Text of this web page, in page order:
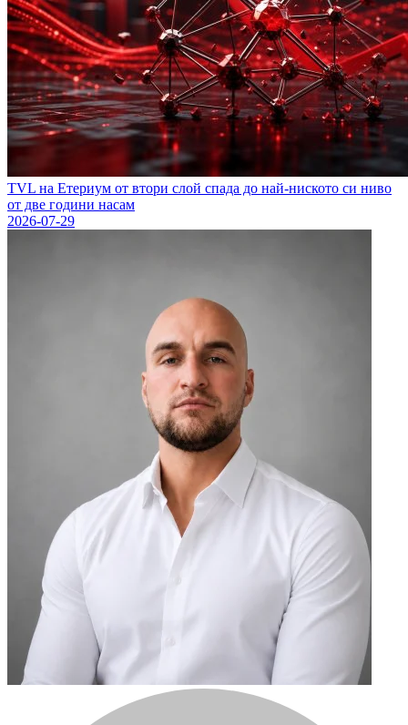
TVL на Етериум от втори слой спада до най-ниското си ниво
от две години насам
2026-07-29